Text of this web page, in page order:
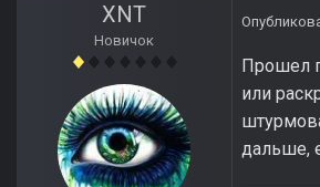
XNT
Новичок
Прошел
или
дальше,